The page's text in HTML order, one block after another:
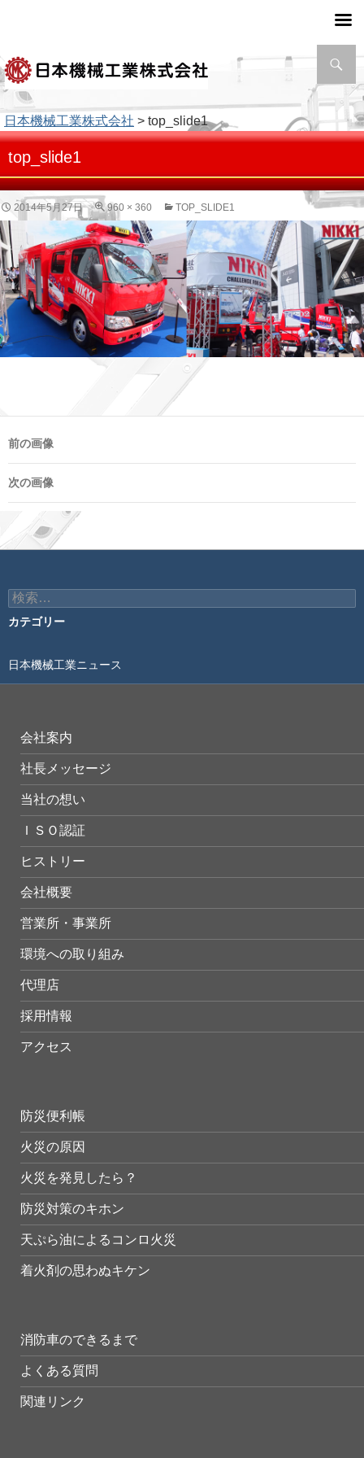
索
日本機械工業株式会社 > top_slide1
top_slide1
2014年5月27日 960 × 360 TOP_SLIDE1
前の画像
次の画像
検
索:
カテゴリー
日本機械工業ニュース
会社案内
社長メッセージ
当社の想い
ＩＳＯ認証
ヒストリー
会社概要
営業所・事業所
環境への取り組み
代理店
採用情報
アクセス
防災便利帳
火災の原因
火災を発見したら？
防災対策のキホン
天ぷら油によるコンロ火災
着火剤の思わぬキケン
消防車のできるまで
よくある質問
関連リンク